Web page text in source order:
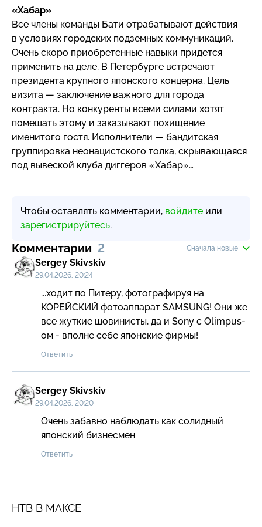
«Хабар»
Все члены команды Бати отрабатывают действия
в условиях городских подземных коммуникаций.
Очень скоро приобретенные навыки придется
применить на деле. В Петербурге встречают
президента крупного японского концерна. Цель
визита — заключение важного для города
контракта. Но конкуренты всеми силами хотят
помешать этому и заказывают похищение
именитого гостя. Исполнители — бандитская
группировка неонацистского толка, скрывающаяся
под вывеской клуба диггеров «Хабар»…
Чтобы оставлять комментарии, войдите или
зарегистрируйтесь.
Комментарии 2 Сначала новые
Sergey Skivskiv
29.04.2026, 20:24
...ходит по Питеру, фотографируя на
КОРЕЙСКИЙ фотоаппарат SAMSUNG! Они же
все жуткие шовинисты, да и Sony с Olimpus-
ом - вполне себе японские фирмы!
Ответить
Sergey Skivskiv
29.04.2026, 20:20
Очень забавно наблюдать как солидный
японский бизнесмен
Ответить
НТВ В МАКСЕ